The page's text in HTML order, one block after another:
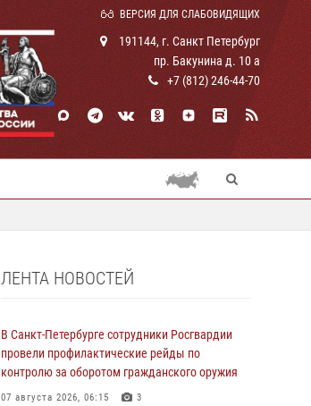
ВЕРСИЯ ДЛЯ СЛАБОВИДЯЩИХ
191144, г. Санкт Петербург
пр. Бакунина д. 10 а
+7 (812) 246-44-70
ЛЕНТА НОВОСТЕЙ
В Санкт-Петербурге сотрудники Росгвардии
провели профилактические рейды по
контролю за оборотом гражданского оружия
07 августа 2026, 06:15 3